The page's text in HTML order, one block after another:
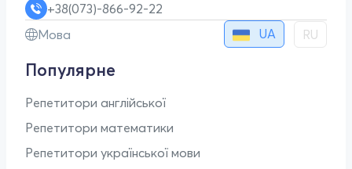
+38(073)-866-92-22
Мова
UA RU
Популярне
Репетитори англійської
Репетитори математики
Репетитори української мови